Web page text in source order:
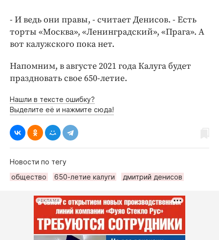
- И ведь они правы, - считает Денисов. - Есть
торты «Москва», «Ленинградский», «Прага». А
вот калужского пока нет.
Напомним, в августе 2021 года Калуга будет
праздновать свое 650-летие.
Нашли в тексте ошибку?
Выделите её и нажмите сюда!
Новости по тегу
общество
650-летие калуги дмитрий денисов
РЕКЛАМА